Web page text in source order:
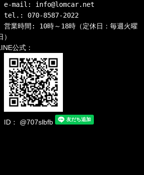
e-mail: info@lomcar.net
tel.: 070-8587-2022
営業時間: 10時～18時（定休日：毎週火曜
公式：
ID： @707slbfb